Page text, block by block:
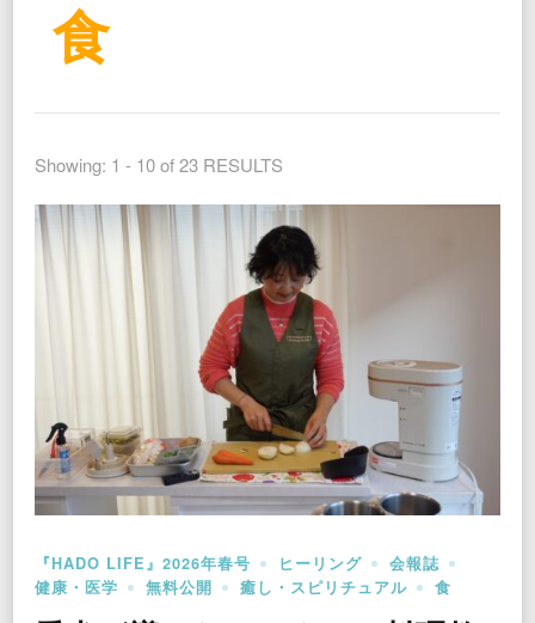
食
Showing: 1 - 10 of 23 RESULTS
『HADO LIFE』2026年春号 ヒーリング
会報誌
健康・医学
無料公開 癒し・スピリチュアル 食